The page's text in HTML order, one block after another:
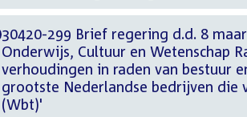
30420-299 Brief regering d.d. 8
Onderwijs, Cultuur en Wetenschap
verhoudingen in raden van bestuur
grootste Nederlandse bedrijven die
(Wbt)'